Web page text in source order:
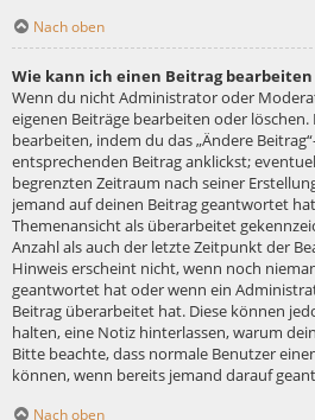
Nach oben
Wie kann ich einen Beitrag bearbeiten
Wenn du nicht Administrator oder
eigenen Beiträge bearbeiten oder
bearbeiten, indem du das „Ändere
entsprechenden Beitrag anklickst;
begrenzten Zeitraum nach seiner
jemand auf deinen Beitrag geantwortet
Themenansicht als überarbeitet
Anzahl als auch der letzte Zeitpunkt der
Hinweis erscheint nicht, wenn noch
geantwortet hat oder wenn ein
Beitrag überarbeitet hat. Diese können
halten, eine Notiz hinterlassen, warum
Bitte beachte, dass normale Benutzer
können, wenn bereits jemand darauf
Nach oben